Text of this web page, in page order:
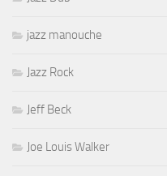
jazz manouche
Jazz Rock
Jeff Beck
Joe Louis Walker